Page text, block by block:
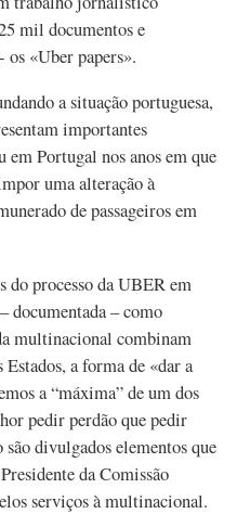
mil documentos e
«Uber papers».
a situação portuguesa,
importantes
em Portugal nos anos em que
uma alteração à
de passageiros em
do processo da UBER em
documentada – como
multinacional combinam
a forma de «dar a
a “máxima” de um dos
pedir perdão que pedir
divulgados elementos que
da Comissão
serviços à multinacional.